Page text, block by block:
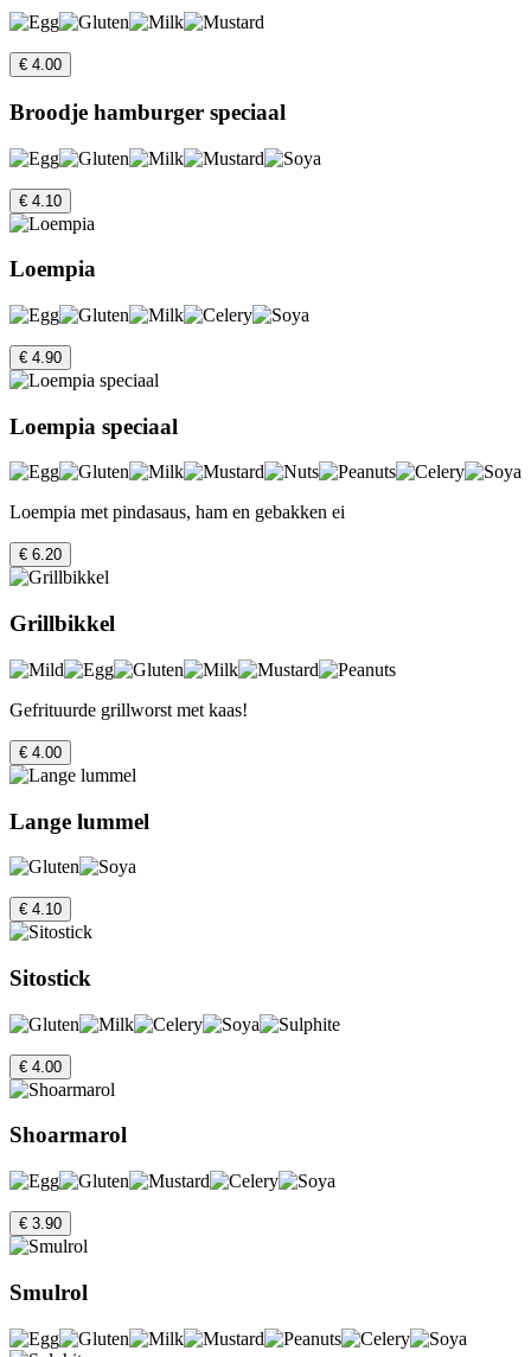
€ 4.00
Broodje hamburger speciaal
€ 4.10
Loempia
€ 4.90
Loempia speciaal
Loempia met pindasaus, ham en gebakken ei
€ 6.20
Grillbikkel
Gefrituurde grillworst met kaas!
€ 4.00
Lange lummel
€ 4.10
Sitostick
€ 4.00
Shoarmarol
€ 3.90
Smulrol